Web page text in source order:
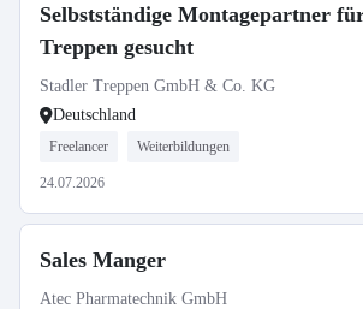
Selbstständige Montagepartner
Treppen gesucht
Stadler Treppen GmbH & Co. KG
Deutschland
Freelancer Weiterbildungen
24.07.2026
Sales Manger
Atec Pharmatechnik GmbH